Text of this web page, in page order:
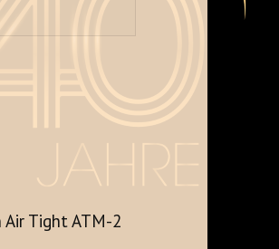
Tight ATM-2